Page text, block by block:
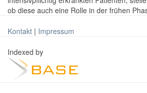
ob diese auch eine Rolle in der frühen
Kontakt | Impressum
Indexed by